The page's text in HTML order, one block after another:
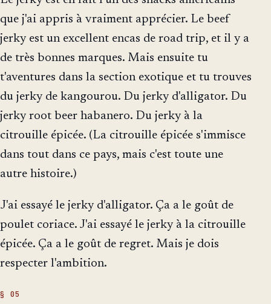
que j'ai appris à vraiment apprécier. Le beef
jerky est un excellent encas de road trip, et il y a
de très bonnes marques. Mais ensuite tu
t'aventures dans la section exotique et tu trouves
du jerky de kangourou. Du jerky d'alligator. Du
jerky root beer habanero. Du jerky à la
citrouille épicée. (La citrouille épicée s'immisce
dans tout dans ce pays, mais c'est toute une
autre histoire.)
J'ai essayé le jerky d'alligator. Ça a le goût de
poulet coriace. J'ai essayé le jerky à la citrouille
épicée. Ça a le goût de regret. Mais je dois
respecter l'ambition.